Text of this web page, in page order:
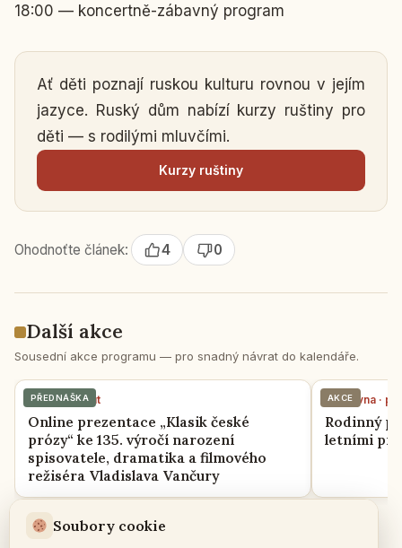
18:00 — kon­cert­ně-zá­bav­ný pro­gram
Ať děti po­zna­jí ruskou kul­tu­ru rovnou v jejím
jazyce. Ruský dům nabízí kurzy ruš­ti­ny pro
děti — s ro­di­lý­mi mluv­čí­mi.
Kurzy ruš­ti­ny
Ohodnoťte článek: 4 0
Další akce
Sousední akce programu — pro snadný návrat do kalendáře.
PŘEDNÁŠKA
23 června · út
Online prezentace „Klasik české
prózy“ ke 135. výročí narození
spisovatele, dramatika a filmového
režiséra Vladislava Vančury
AKCE
19 června · pá
Rodinný
letními
Celý program června →
Soubory cookie